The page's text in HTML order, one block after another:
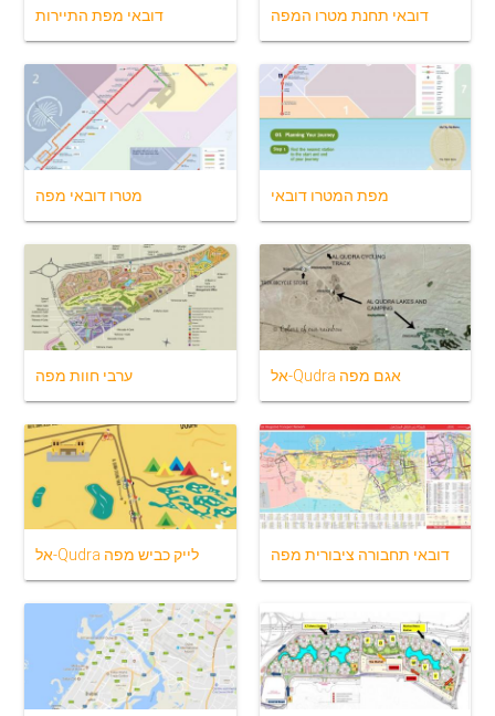
דובאי מפת התיירות דובאי תחנת מטרו המפה
מטרו דובאי מפה מפת המטרו דובאי
ערבי חוות מפה אל-Qudra אגם מפה
אל-Qudra לייק כביש מפה דובאי תחבורה ציבורית מפה